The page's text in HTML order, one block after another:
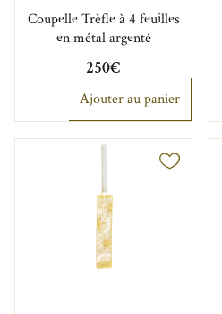
Coupelle Trèfle à 4 feuilles
en métal argenté
250€
Ajouter au panier